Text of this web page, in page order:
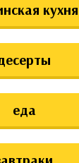
кухня
еда